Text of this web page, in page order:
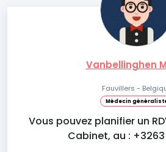
Vanbellinghen
Fauvillers -
Médecin
Vous pouvez planifier un
Cabinet, au : +3263